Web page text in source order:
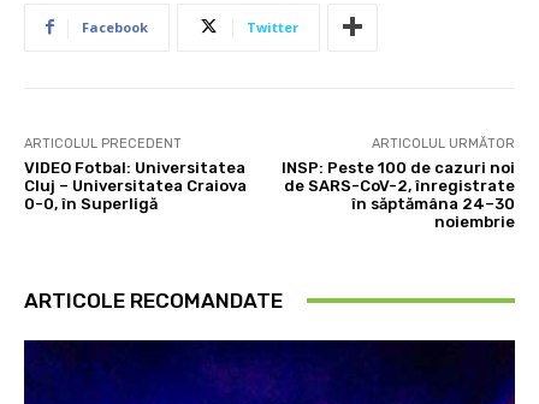
Facebook Twitter
ARTICOLUL PRECEDENT
VIDEO Fotbal: Universitatea
Cluj – Universitatea Craiova
0-0, în Superligă
ARTICOLUL URMĂTOR
INSP: Peste 100 de cazuri noi
de SARS-CoV-2, înregistrate
în săptămâna 24–30
noiembrie
ARTICOLE RECOMANDATE